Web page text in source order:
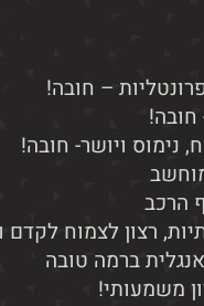
– חובה!
חובה!
נימוס ויושר- חובה!
הרכב
רצון לצמוח
ברמה טובה
משמעותי!